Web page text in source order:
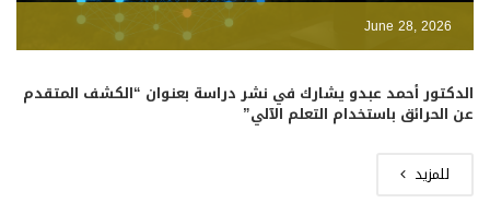
June 28, 2026
الدكتور أحمد عبدو يشارك في نشر دراسة بعنوان “الكشف المتقدم
عن الحرائق باستخدام التعلم الآلي”
للمزيد